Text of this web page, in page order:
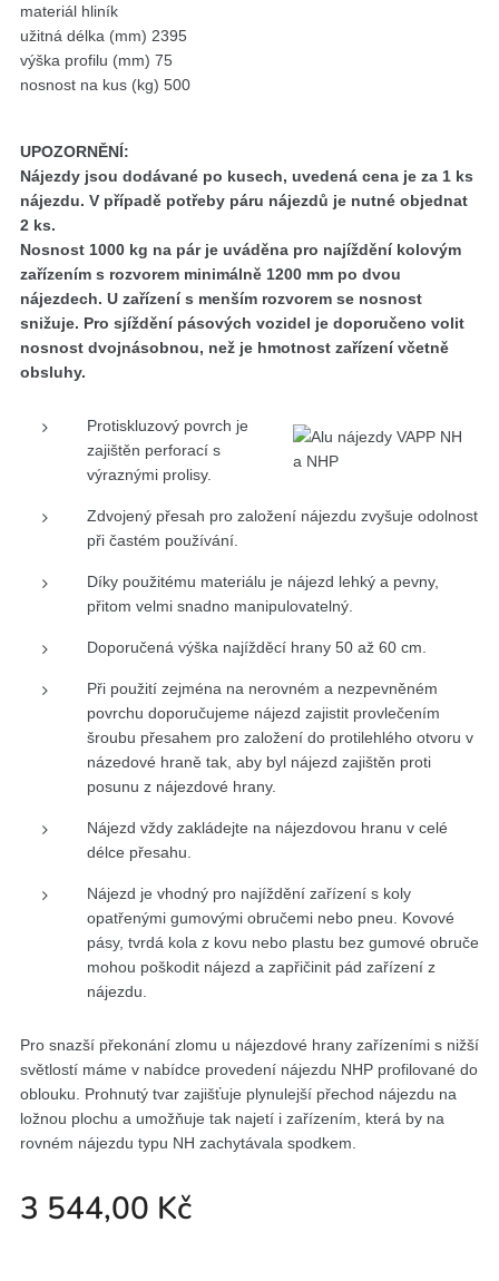
materiál hliník
užitná délka (mm) 2395
výška profilu (mm) 75
nosnost na kus (kg) 500
UPOZORNĚNÍ:
Nájezdy jsou dodávané po kusech, uvedená cena je za 1 ks
nájezdu. V případě potřeby páru nájezdů je nutné objednat
2 ks.
Nosnost 1000 kg na pár je uváděna pro najíždění kolovým
zařízením s rozvorem minimálně 1200 mm po dvou
nájezdech. U zařízení s menším rozvorem se nosnost
snižuje. Pro sjíždění pásových vozidel je doporučeno volit
nosnost dvojnásobnou, než je hmotnost zařízení včetně
obsluhy.
Protiskluzový povrch je
zajištěn perforací s
výraznými prolisy.
Zdvojený přesah pro založení nájezdu zvyšuje odolnost
při častém používání.
Díky použitému materiálu je nájezd lehký a pevny,
přitom velmi snadno manipulovatelný.
Doporučená výška najížděcí hrany 50 až 60 cm.
Při použití zejména na nerovném a nezpevněném
povrchu doporučujeme nájezd zajistit provlečením
šroubu přesahem pro založení do protilehlého otvoru v
názedové hraně tak, aby byl nájezd zajištěn proti
posunu z nájezdové hrany.
Nájezd vždy zakládejte na nájezdovou hranu v celé
délce přesahu.
Nájezd je vhodný pro najíždění zařízení s koly
opatřenými gumovými obručemi nebo pneu. Kovové
pásy, tvrdá kola z kovu nebo plastu bez gumové obruče
mohou poškodit nájezd a zapřičinit pád zařízení z
nájezdu.
Pro snazší překonání zlomu u nájezdové hrany zařízeními s nižší
světlostí máme v nabídce provedení nájezdu NHP profilované do
oblouku. Prohnutý tvar zajišťuje plynulejší přechod nájezdu na
ložnou plochu a umožňuje tak najetí i zařízením, která by na
rovném nájezdu typu NH zachytávala spodkem.
3 544,00 Kč